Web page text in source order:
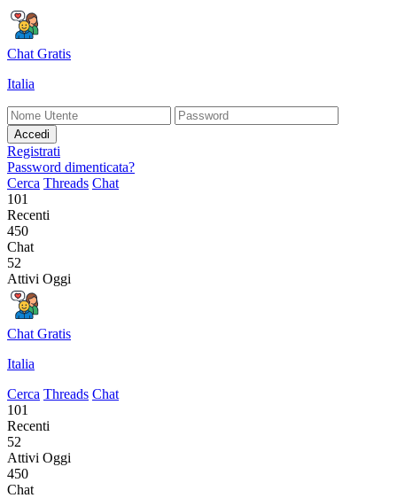
Chat Gratis
Italia
Accedi
Registrati
Password dimenticata?
Cerca Threads Chat
101
Recenti
450
Chat
52
Attivi Oggi
Chat Gratis
Italia
Cerca Threads Chat
101
Recenti
52
Attivi Oggi
450
Chat